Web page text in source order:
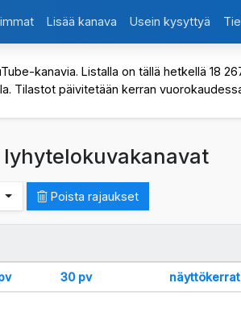
Lisää kanava Usein kysyttyä
kanavia. Listalla on tällä hetkellä 18
Tilastot päivitetään kerran
Poista rajaukset
30 pv näyttökerrat